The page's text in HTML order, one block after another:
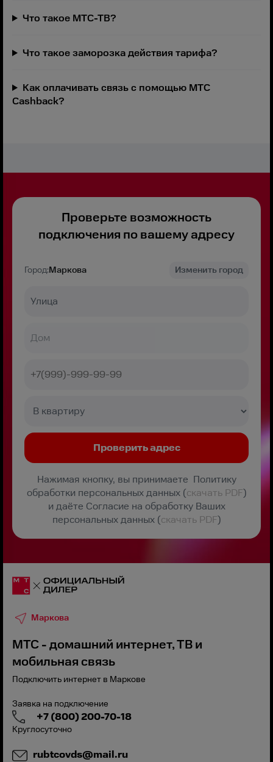
Что такое МТС-ТВ?
Что такое заморозка действия тарифа?
Как оплачивать связь с помощью МТС
Cashback?
Проверьте возможность
подключения по вашему адресу
Город:Маркова Изменить город
Нажимая кнопку, вы принимаете Политику
обработки персональных данных (скачать PDF)
и даёте Согласие на обработку Ваших
персональных данных (скачать PDF)
Маркова
МТС - домашний интернет, ТВ и
мобильная связь
Подключить интернет в Маркове
Заявка на подключение
+7 (800) 200-70-18
Круглосуточно
rubtcovds@mail.ru